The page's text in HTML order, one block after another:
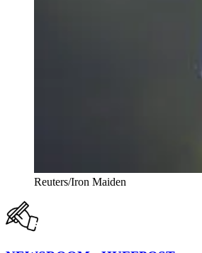
Reuters/Iron Maiden